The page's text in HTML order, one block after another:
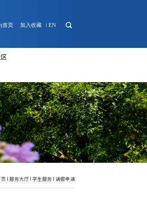
心理健康 团学活动